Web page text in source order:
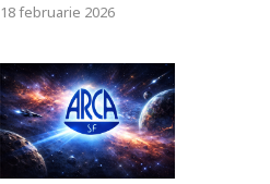
18 februarie 2026